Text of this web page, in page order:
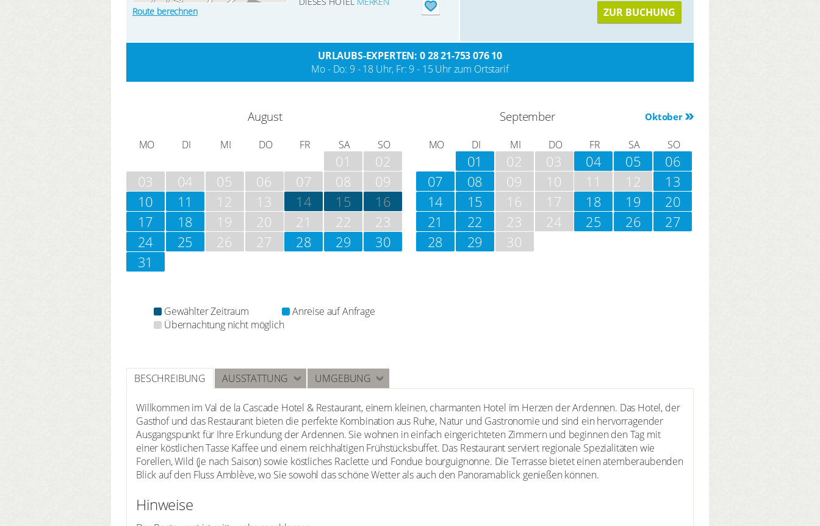
Route berechnen ZUR BUCHUNG
URLAUBS-EXPERTEN: 0 28 21-753 076 10
Mo - Do: 9 - 18 Uhr, Fr: 9 - 15 Uhr zum Ortstarif
August
MO DI MI DO FR SA SO
01
02
03
04 05 06 07 08
09
10
11 12 13 14 15
16
17
18 19 20 21 22
23
24
25 26 27 28 29
30
31
Oktober
September
MO DI MI DO FR SA SO
01 02 03 04 05
06
07
08 09 10 11 12
13
14
15 16 17 18 19
20
21
22 23 24 25 26
27
28
29 30
Gewählter Zeitraum
Anreise auf Anfrage
Übernachtung nicht möglich
BESCHREIBUNG AUSSTATTUNG UMGEBUNG
Willkommen im Val de la Cascade Hotel & Restaurant, einem kleinen, charmanten Hotel im Herzen der Ardennen. Das Hotel, der
Gasthof und das Restaurant bieten die perfekte Kombination aus Ruhe, Natur und Gastronomie und sind ein hervorragender
Ausgangspunkt für Ihre Erkundung der Ardennen. Sie wohnen in einfach eingerichteten Zimmern und beginnen den Tag mit
einer köstlichen Tasse Kaffee und einem reichhaltigen Frühstücksbuffet. Das Restaurant serviert regionale Spezialitäten wie
Forellen, Wild (je nach Saison) sowie köstliches Raclette und Fondue bourguignonne. Die Terrasse bietet einen atemberaubenden
Blick auf den Fluss Amblève, wo Sie sowohl das schöne Wetter als auch den Panoramablick genießen können.
Hinweise